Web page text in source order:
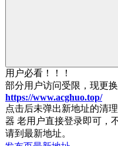
用户必看！！！
部分用户访问受限，现更换
https://www.acghuo.top/
点击后未弹出新地址的清
器 老用户直接登录即可，
请到最新地址。